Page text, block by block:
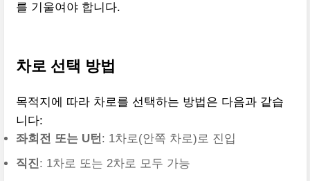
를 기울여야 합니다.
차로 선택 방법
목적지에 따라 차로를 선택하는 방법은 다음과 같습
니다:
좌회전 또는 U턴: 1차로(안쪽 차로)로 진입
직진: 1차로 또는 2차로 모두 가능